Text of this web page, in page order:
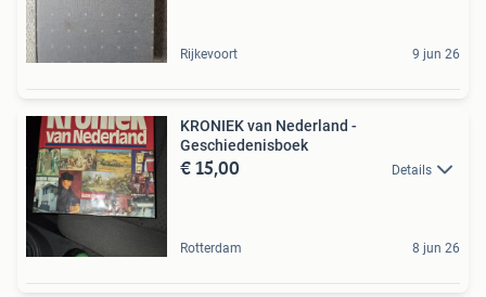
Rijkevoort 9 jun 26
KRONIEK van Nederland -
Geschiedenisboek
€ 15,00 Details
Rotterdam 8 jun 26